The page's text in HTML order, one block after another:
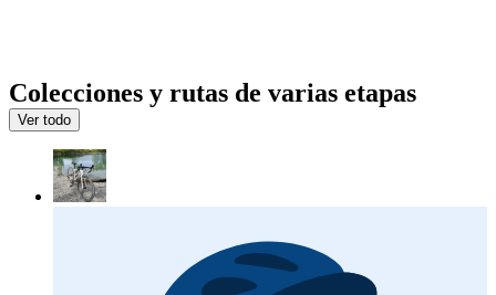
Colecciones y rutas de varias etapas
Ver todo